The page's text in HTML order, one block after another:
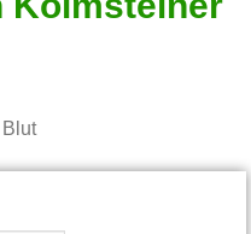
Kolmsteiner